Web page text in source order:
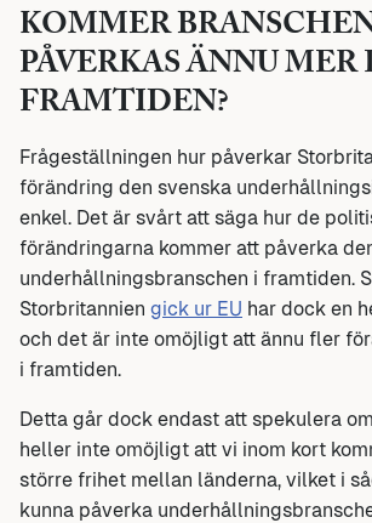
KOMMER
PÅVERKAS ÄNNU MER
FRAMTIDEN?
Frågeställningen hur påverkar
förändring den svenska
enkel. Det är svårt att säga hur de
förändringarna kommer att påverka
underhållningsbranschen i framtiden.
Storbritannien gick ur EU har dock en
och det är inte omöjligt att ännu fler
i framtiden.
Detta går dock endast att spekulera
heller inte omöjligt att vi inom kort
större frihet mellan länderna, vilket i
kunna påverka